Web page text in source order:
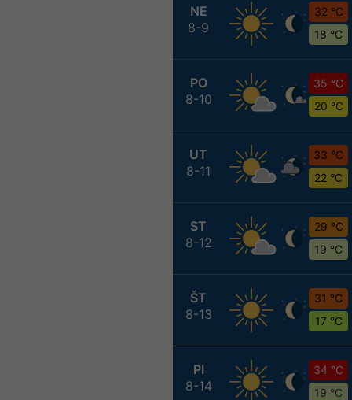
NE
8-9
32 °C
18 °C
PO
8-10
35 °C
20 °C
UT
8-11
33 °C
22 °C
ST
8-12
29 °C
19 °C
ŠT
8-13
31 °C
17 °C
PI
8-14
34 °C
19 °C